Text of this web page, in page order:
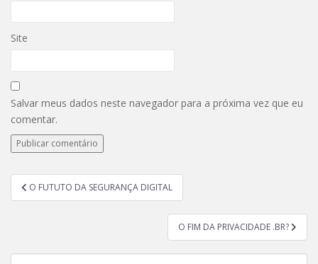
Site
Salvar meus dados neste navegador para a próxima vez que eu
comentar.
O FUTUTO DA SEGURANÇA DIGITAL
O FIM DA PRIVACIDADE .BR?